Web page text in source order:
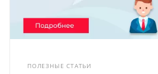
ПОЛЕЗНЫЕ СТАТЬИ